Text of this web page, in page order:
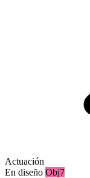
Actuación
En diseño Obj7